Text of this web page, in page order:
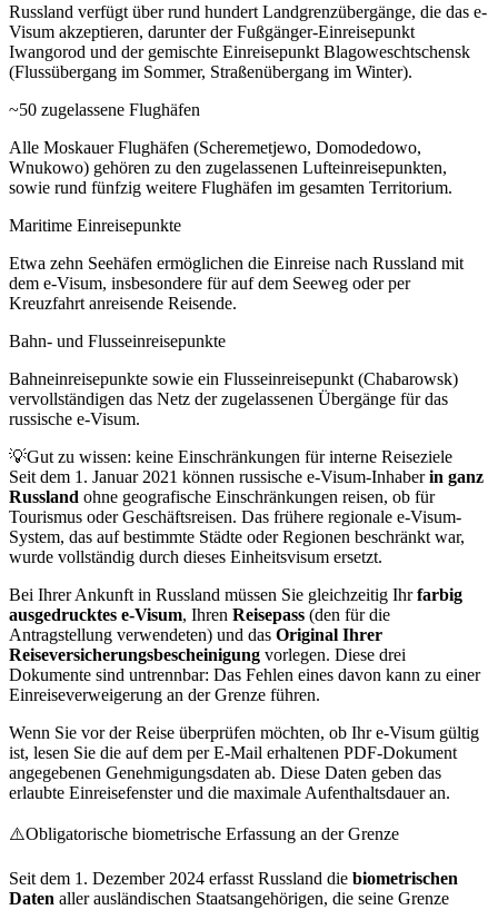
Russland verfügt über rund hundert Landgrenzübergänge, die das e-
Visum akzeptieren, darunter der Fußgänger-Einreisepunkt
Iwangorod und der gemischte Einreisepunkt Blagoweschtschensk
(Flussübergang im Sommer, Straßenübergang im Winter).
~50 zugelassene Flughäfen
Alle Moskauer Flughäfen (Scheremetjewo, Domodedowo,
Wnukowo) gehören zu den zugelassenen Lufteinreisepunkten,
sowie rund fünfzig weitere Flughäfen im gesamten Territorium.
Maritime Einreisepunkte
Etwa zehn Seehäfen ermöglichen die Einreise nach Russland mit
dem e-Visum, insbesondere für auf dem Seeweg oder per
Kreuzfahrt anreisende Reisende.
Bahn- und Flusseinreisepunkte
Bahneinreisepunkte sowie ein Flusseinreisepunkt (Chabarowsk)
vervollständigen das Netz der zugelassenen Übergänge für das
russische e-Visum.
💡Gut zu wissen: keine Einschränkungen für interne Reiseziele
Seit dem 1. Januar 2021 können russische e-Visum-Inhaberin ganz
Russland ohne geografische Einschränkungen reisen, ob für
Tourismus oder Geschäftsreisen. Das frühere regionale e-Visum-
System, das auf bestimmte Städte oder Regionen beschränkt war,
wurde vollständig durch dieses Einheitsvisum ersetzt.
Bei Ihrer Ankunft in Russland müssen Sie gleichzeitig Ihrfarbig
ausgedrucktes e-Visum, Ihren Reisepass (den für die
Antragstellung verwendeten) und das Original Ihrer
Reiseversicherungsbescheinigung vorlegen. Diese drei
Dokumente sind untrennbar: Das Fehlen eines davon kann zu einer
Einreiseverweigerung an der Grenze führen.
Wenn Sie vor der Reise überprüfen möchten, ob Ihr e-Visum gültig
ist, lesen Sie die auf dem per E-Mail erhaltenen PDF-Dokument
angegebenen Genehmigungsdaten ab. Diese Daten geben das
erlaubte Einreisefenster und die maximale Aufenthaltsdauer an.
⚠️Obligatorische biometrische Erfassung an der Grenze
Seit dem 1. Dezember 2024 erfasst Russland die biometrischen
Daten aller ausländischen Staatsangehörigen, die seine Grenze